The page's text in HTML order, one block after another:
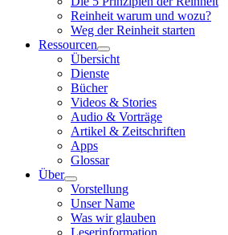
Reinheit warum und wozu?
Weg der Reinheit starten
Ressourcen
Übersicht
Dienste
Bücher
Videos & Stories
Audio & Vorträge
Artikel & Zeitschriften
Apps
Glossar
Über
Vorstellung
Unser Name
Was wir glauben
Leser­infor­mation